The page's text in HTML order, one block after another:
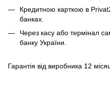
Кредитною карткою в
банках.
Через касу або термінал
банку України.
Гарантія від виробника 12